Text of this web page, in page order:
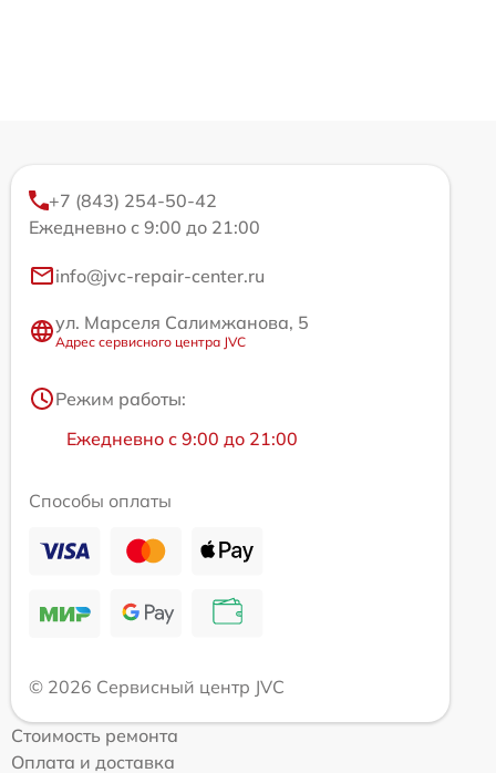
+7 (843) 254-50-42
Ежедневно с 9:00 до 21:00
info@jvc-repair-center.ru
ул. Марселя Салимжанова, 5
Адрес сервисного центра JVC
Режим работы:
Ежедневно с 9:00 до 21:00
Способы оплаты
© 2026 Сервисный центр JVC
Стоимость ремонта
Оплата и доставка